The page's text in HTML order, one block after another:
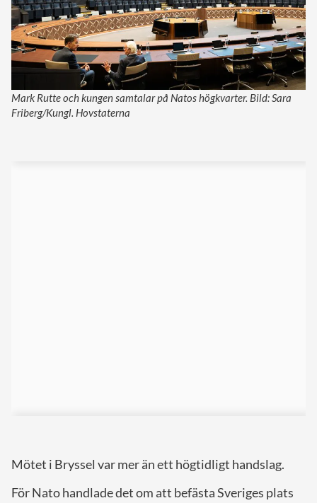
Mark Rutte och kungen samtalar på Natos högkvarter. Bild: Sara
Friberg/Kungl. Hovstaterna
Mötet i Bryssel var mer än ett högtidligt handslag.
För Nato handlade det om att befästa Sveriges plats